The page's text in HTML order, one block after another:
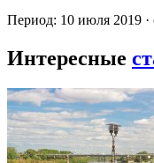
Период: 10 июля 2019 ·
Интересные